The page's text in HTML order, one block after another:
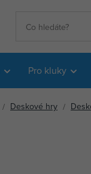
Pro kluky
Deskové hry